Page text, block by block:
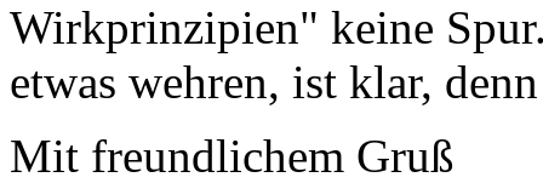
Wirkprinzipien" keine
etwas wehren, ist klar,
Mit freundlichem Gruß